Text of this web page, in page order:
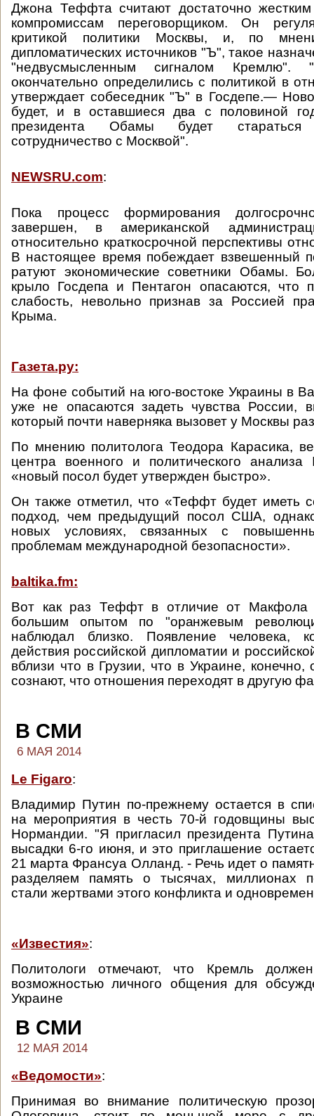
Джона Теффта считают достаточно
компромиссам переговорщиком. Он
критикой политики Москвы, и, по
дипломатических источников "Ъ", такое
"недвусмысленным сигналом
окончательно определились с политикой в
утверждает собеседник "Ъ" в Госдепе.—
будет, и в оставшиеся два с половиной
президента Обамы будет стараться
сотрудничество с Москвой".
NEWSRU.com:
Пока процесс формирования
завершен, в американской
относительно краткосрочной перспективы
В настоящее время побеждает взвешенный
ратуют экономические советники Обамы.
крыло Госдепа и Пентагон опасаются, что
слабость, невольно признав за Россией
Крыма.
Газета.ру:
На фоне событий на юго-востоке Украины в
уже не опасаются задеть чувства России,
который почти наверняка вызовет у Москвы
По мнению политолога Теодора Карасика,
центра военного и политического
«новый посол будет утвержден быстро».
Он также отметил, что «Теффт будет иметь
подход, чем предыдущий посол США,
новых условиях, связанных с
проблемам международной безопасности».
baltika.fm:
Вот как раз Теффт в отличие от Макфола
большим опытом по "оранжевым
наблюдал близко. Появление человека,
действия российской дипломатии и
вблизи что в Грузии, что в Украине,
сознают, что отношения переходят в другую
В СМИ
6 МАЯ 2014
Le Figaro:
Владимир Путин по-прежнему остается в
на мероприятия в честь 70-й годовщины
Нормандии. "Я пригласил президента
высадки 6-го июня, и это приглашение
21 марта Франсуа Олланд. - Речь идет о
разделяем память о тысячах, миллионах
стали жертвами этого конфликта и
«Известия»:
Политологи отмечают, что Кремль должен
возможностью личного общения для
Украине
В СМИ
12 МАЯ 2014
«Ведомости»:
Принимая во внимание политическую